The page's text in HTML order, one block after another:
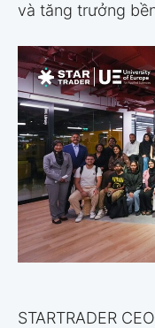
và tăng trưởng
STARTRADER